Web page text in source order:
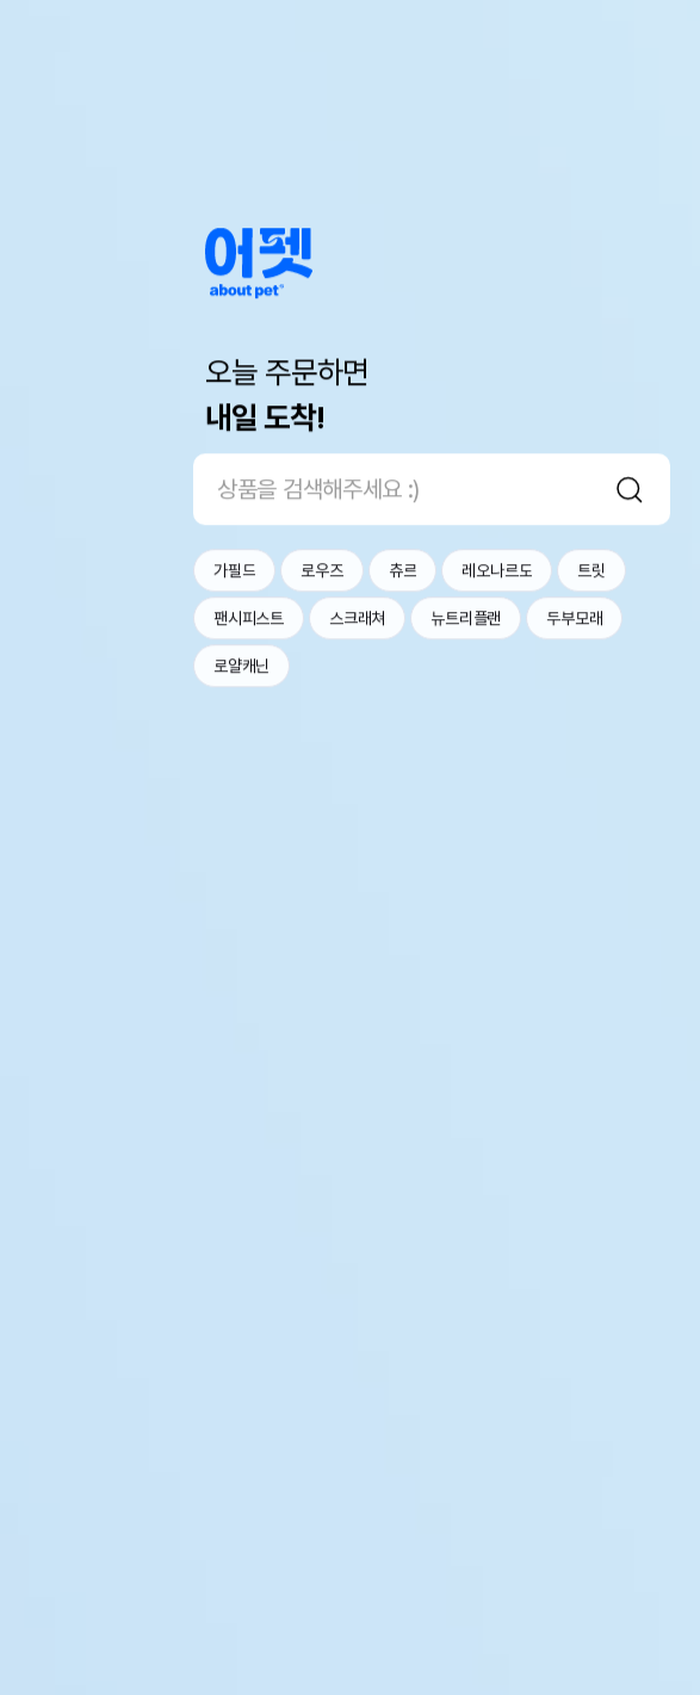
오늘 주문하면
내일 도착!
가필드 로우즈 츄르 레오나르도 트릿
팬시피스트 스크래쳐 뉴트리플랜 두부모래
로얄캐닌